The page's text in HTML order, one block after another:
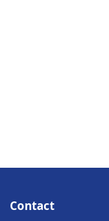
Contact